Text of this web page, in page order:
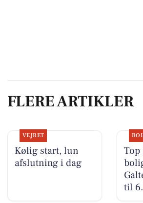
FLERE ARTIKLER
VEJRET
Kølig start, lun
afslutning i dag
Top
til